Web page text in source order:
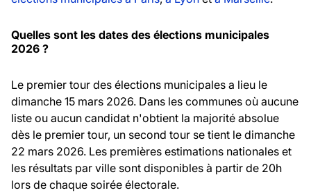
Quelles sont les dates des élections municipales
2026 ?
Le premier tour des élections municipales a lieu le
dimanche 15 mars 2026. Dans les communes où aucune
liste ou aucun candidat n'obtient la majorité absolue
dès le premier tour, un second tour se tient le dimanche
22 mars 2026. Les premières estimations nationales et
les résultats par ville sont disponibles à partir de 20h
lors de chaque soirée électorale.